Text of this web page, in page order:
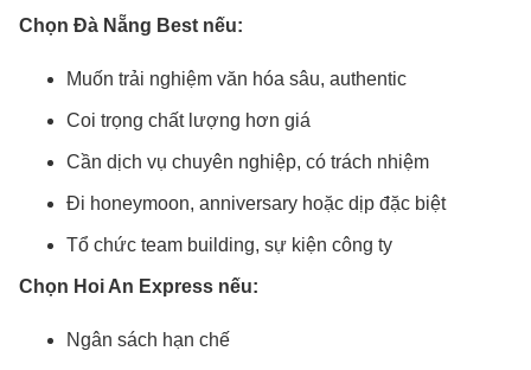
Chọn Đà Nẵng Best nếu:
Muốn trải nghiệm văn hóa sâu, authentic
Coi trọng chất lượng hơn giá
Cần dịch vụ chuyên nghiệp, có trách nhiệm
Đi honeymoon, anniversary hoặc dịp đặc biệt
Tổ chức team building, sự kiện công ty
Chọn Hoi An Express nếu:
Ngân sách hạn chế